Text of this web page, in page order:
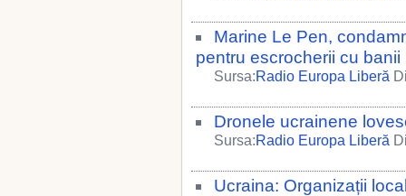
Marine Le Pen,
pentru escrocherii cu
Sursa:Radio Europa Liberă
Dronele ucrainene
Sursa:Radio Europa Liberă
Ucraina: Organizații